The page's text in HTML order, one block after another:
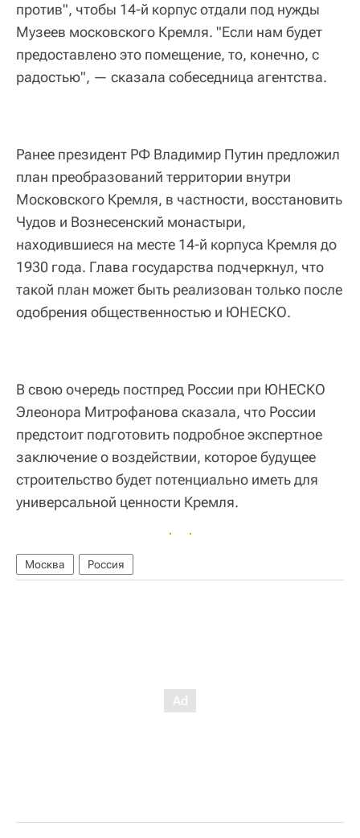
против", чтобы 14-й корпус отдали под нужды
Музеев московского Кремля. "Если нам будет
предоставлено это помещение, то, конечно, с
радостью", — сказала собеседница агентства.
Ранее президент РФ Владимир Путин предложил
план преобразований территории внутри
Московского Кремля, в частности, восстановить
Чудов и Вознесенский монастыри,
находившиеся на месте 14-й корпуса Кремля до
1930 года. Глава государства подчеркнул, что
такой план может быть реализован только после
одобрения общественностью и ЮНЕСКО.
В свою очередь постпред России при ЮНЕСКО
Элеонора Митрофанова сказала, что России
предстоит подготовить подробное экспертное
заключение о воздействии, которое будущее
строительство будет потенциально иметь для
универсальной ценности Кремля.
Москва Россия